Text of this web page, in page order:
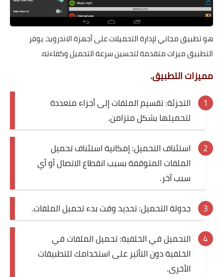
هو تطبيق مجاني لإدارة التحميلات على أجهزة الاندرويد. يوفر
التطبيق ميزات متقدمة لتحسين سرعة التحميل وكفاءته.
مميزات التطبيق.
التجزئة: تقسيم الملفات إلى أجزاء متعددة
لتحميلها بشكل متزامن.
استئناف التحميل: إمكانية استئناف تحميل
الملفات المتوقفة بسبب انقطاع الاتصال أو أي
سبب آخر.
جدولة التحميل: تحديد وقت بدء تحميل الملفات.
التحميل في الخلفية: تحميل الملفات في
الخلفية دون التأثير على استخدامك للتطبيقات
الأخرى.